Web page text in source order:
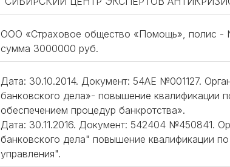
ООО «Страховое общество «Помощь», полис -
сумма 3000000 руб.
Дата: 30.10.2014. Документ: 54АЕ №001127.
банковского дела»- повышение квалификации
обеспечением процедур банкротства».
Дата: 30.11.2016. Документ: 542404 №450841.
банковского дела" повышение квалификации
управления".